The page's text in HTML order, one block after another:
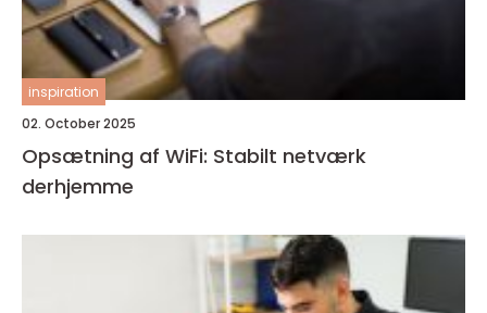
inspiration
02. October 2025
Opsætning af WiFi: Stabilt netværk
derhjemme